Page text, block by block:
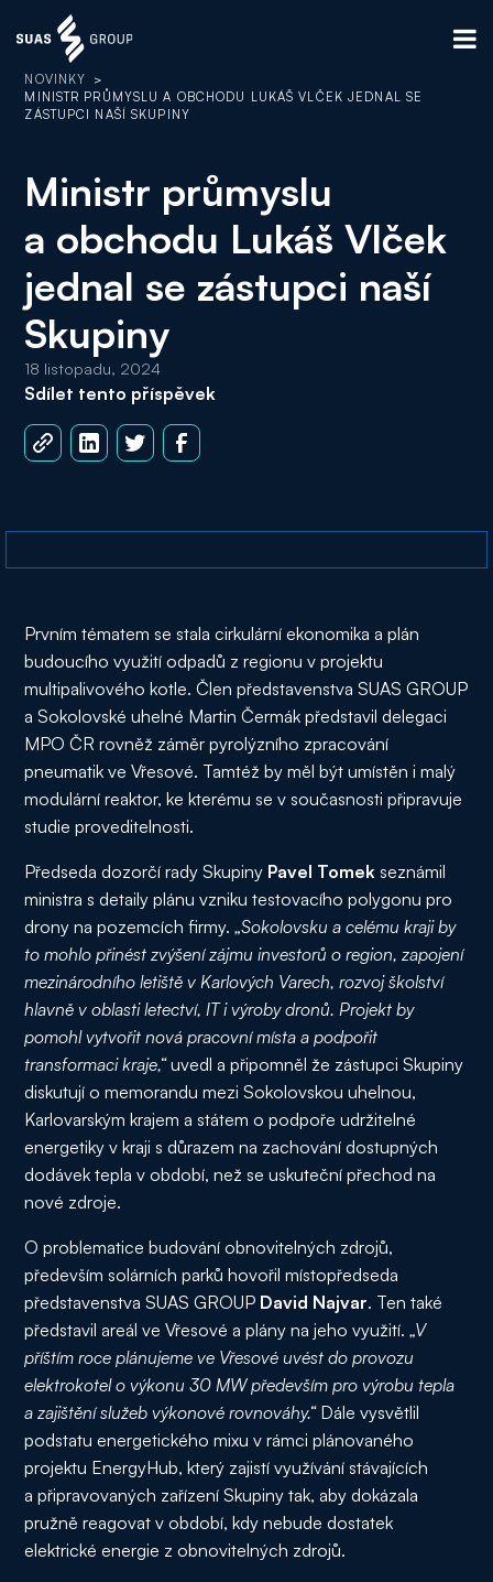
NOVINKY >
MINISTR PRŮMYSLU A OBCHODU LUKÁŠ VLČEK JEDNAL SE
ZÁSTUPCI NAŠÍ SKUPINY
Ministr průmyslu
a obchodu Lukáš Vlček
jednal se zástupci naší
Skupiny
18 listopadu, 2024
Sdílet tento příspěvek
Prvním tématem se stala cirkulární ekonomika a plán
budoucího využití odpadů z regionu v projektu
multipalivového kotle. Člen představenstva SUAS GROUP
a Sokolovské uhelné Martin Čermák představil delegaci
MPO ČR rovněž záměr pyrolýzního zpracování
pneumatik ve Vřesové. Tamtéž by měl být umístěn i malý
modulární reaktor, ke kterému se v současnosti připravuje
studie proveditelnosti.
Předseda dozorčí rady Skupiny Pavel Tomek seznámil
ministra s detaily plánu vzniku testovacího polygonu pro
drony na pozemcích firmy.„Sokolovsku a celému kraji by
to mohlo přinést zvýšení zájmu investorů o region, zapojení
mezinárodního letiště v Karlových Varech, rozvoj školství
hlavně v oblasti letectví, IT i výroby dronů. Projekt by
pomohl vytvořit nová pracovní místa a podpořit
transformaci kraje,“uvedl a připomněl že zástupci Skupiny
diskutují o memorandu mezi Sokolovskou uhelnou,
Karlovarským krajem a státem o podpoře udržitelné
energetiky v kraji s důrazem na zachování dostupných
dodávek tepla v období, než se uskuteční přechod na
nové zdroje.
O problematice budování obnovitelných zdrojů,
především solárních parků hovořil místopředseda
představenstva SUAS GROUP David Najvar. Ten také
představil areál ve Vřesové a plány na jeho využití.„V
příštím roce plánujeme ve Vřesové uvést do provozu
elektrokotel o výkonu 30 MW především pro výrobu tepla
a zajištění služeb výkonové rovnováhy.“Dále vysvětlil
podstatu energetického mixu v rámci plánovaného
projektu EnergyHub, který zajistí využívání stávajících
a připravovaných zařízení Skupiny tak, aby dokázala
pružně reagovat v období, kdy nebude dostatek
elektrické energie z obnovitelných zdrojů.